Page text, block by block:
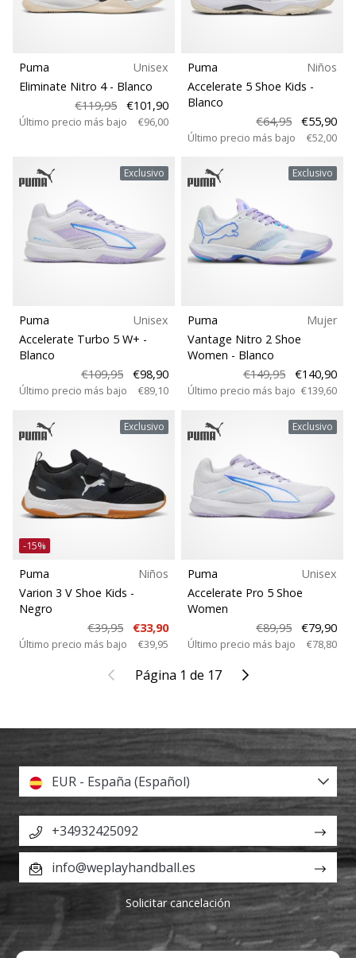
Puma
Unisex
Eliminate Nitro 4 - Blanco
€119,95
€101,90
Último precio más bajo €96,00
Puma
Niños
Accelerate 5 Shoe Kids -
Blanco
€64,95
€55,90
Último precio más bajo €52,00
Exclusivo
Puma
Unisex
Accelerate Turbo 5 W+ -
Blanco
€109,95
€98,90
Último precio más bajo €89,10
Exclusivo
Puma
Mujer
Vantage Nitro 2 Shoe
Women - Blanco
€149,95
€140,90
Último precio más bajo €139,60
Exclusivo
-15%
Puma
Niños
Varion 3 V Shoe Kids -
Negro
€39,95
€33,90
Último precio más bajo €39,95
Exclusivo
Puma
Unisex
Accelerate Pro 5 Shoe
Women
€89,95
€79,90
Último precio más bajo €78,80
AnteriorPágina 1 de 17 Siguiente
EUR - España (Español)
+34932425092
info@weplayhandball.es
Solicitar cancelación